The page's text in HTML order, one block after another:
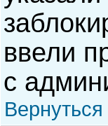
ввели
с